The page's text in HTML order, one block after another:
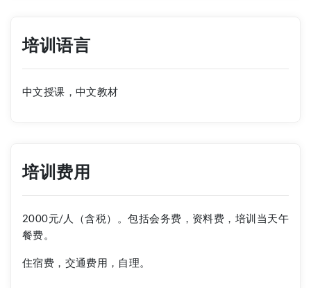
培训语言
中文授课，中文教材
培训费用
2000元/人（含税）。包括会务费，资料费，培训当天午
餐费。
住宿费，交通费用，自理。